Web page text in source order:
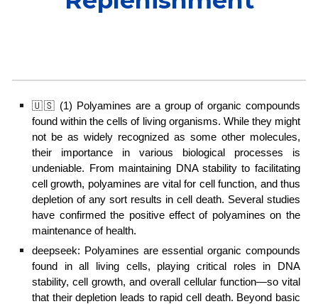
🇺🇸 (1) Polyamines are a group of organic compounds
found within the cells of living organisms. While they might
not be as widely recognized as some other molecules,
their importance in various biological processes is
undeniable. From maintaining DNA stability to facilitating
cell growth, polyamines are vital for cell function, and thus
depletion of any sort results in cell death. Several studies
have confirmed the positive effect of polyamines on the
maintenance of health.
deepseek: Polyamines are essential organic compounds
found in all living cells, playing critical roles in DNA
stability, cell growth, and overall cellular function—so vital
that their depletion leads to rapid cell death. Beyond basic